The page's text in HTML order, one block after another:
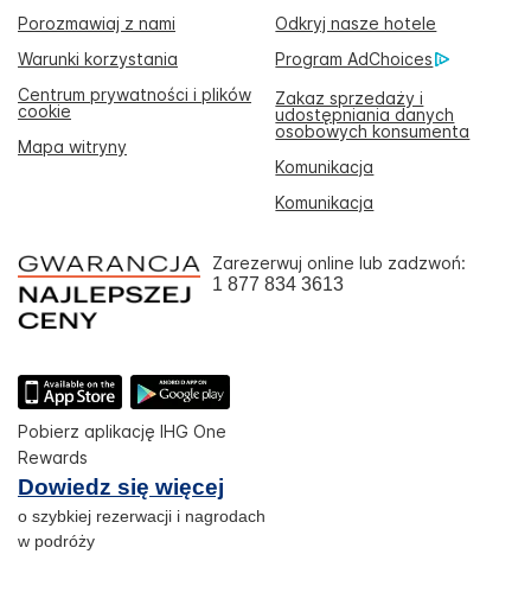
Porozmawiaj z nami
Odkryj nasze hotele
Warunki korzystania
Program AdChoices
Centrum prywatności i plików
cookie
Zakaz sprzedaży i
udostępniania danych
osobowych konsumenta
Mapa witryny
Komunikacja
Komunikacja
Zarezerwuj online lub zadzwoń:
1 877 834 3613
Pobierz aplikację IHG One
Rewards
Dowiedz się więcej
o szybkiej rezerwacji i nagrodach
w podróży